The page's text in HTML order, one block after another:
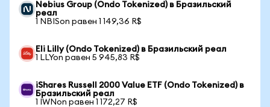
Nebius Group (Ondo Tokenized) в Бразильский
реал
1 NBISon равен 1 149,36 R$
Eli Lilly (Ondo Tokenized) в Бразильский реал
1 LLYon равен 5 945,83 R$
iShares Russell 2000 Value ETF (Ondo Tokenized) в
Бразильский реал
1 IWNon равен 1 172,27 R$